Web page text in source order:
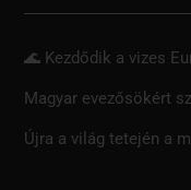
🌊 Kezdődik a vizes
Magyar evezősökért
Újra a világ tetején a